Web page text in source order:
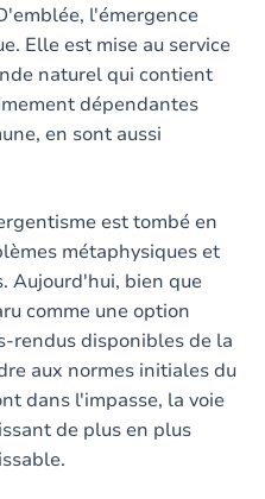
l'émergence
Elle est mise au service
naturel qui contient
dépendantes
en sont aussi
est tombé en
métaphysiques et
Aujourd'hui, bien que
comme une option
rendus disponibles de la
aux normes initiales du
dans l'impasse, la voie
de plus en plus